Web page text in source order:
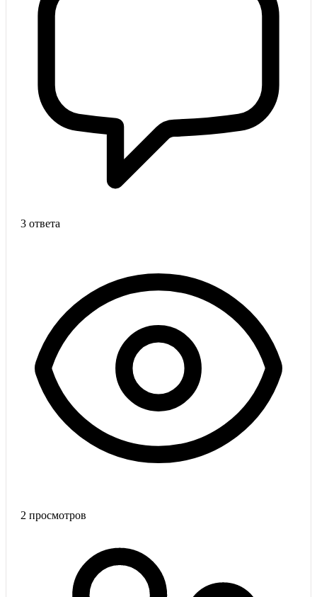
3 ответа
2 просмотров